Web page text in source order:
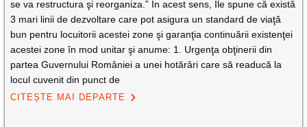
se va restructura şi reorganiza.” În acest sens, Ile spune că există
3 mari linii de dezvoltare care pot asigura un standard de viaţă
bun pentru locuitorii acestei zone şi garanţia continuării existenţei
acestei zone în mod unitar şi anume: 1. Urgenţa obţinerii din
partea Guvernului României a unei hotărâri care să readucă la
locul cuvenit din punct de
CITEȘTE MAI DEPARTE